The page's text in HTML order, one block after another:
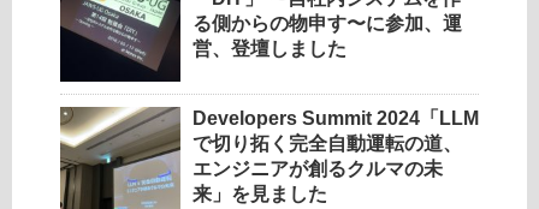
る側からの物申す〜に参加、運
営、登壇しました
Developers Summit 2024「LLM
で切り拓く完全自動運転の道、
エンジニアが創るクルマの未
来」を見ました